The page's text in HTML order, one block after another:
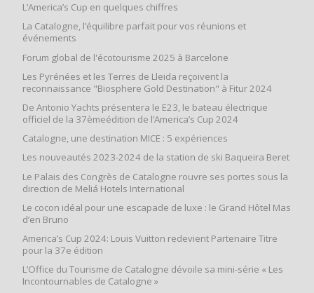
L’America’s Cup en quelques chiffres
La Catalogne, l’équilibre parfait pour vos réunions et
événements
Forum global de l'écotourisme 2025 à Barcelone
Les Pyrénées et les Terres de Lleida reçoivent la
reconnaissance "Biosphere Gold Destination" à Fitur 2024
De Antonio Yachts présentera le E23, le bateau électrique
officiel de la 37èmeédition de l’America’s Cup 2024
Catalogne, une destination MICE : 5 expériences
Les nouveautés 2023-2024 de la station de ski Baqueira Beret
Le Palais des Congrès de Catalogne rouvre ses portes sous la
direction de Meliá Hotels International
Le cocon idéal pour une escapade de luxe : le Grand Hôtel Mas
d’en Bruno
America’s Cup 2024: Louis Vuitton redevient Partenaire Titre
pour la 37e édition
L’Office du Tourisme de Catalogne dévoile sa mini-série « Les
Incontournables de Catalogne »